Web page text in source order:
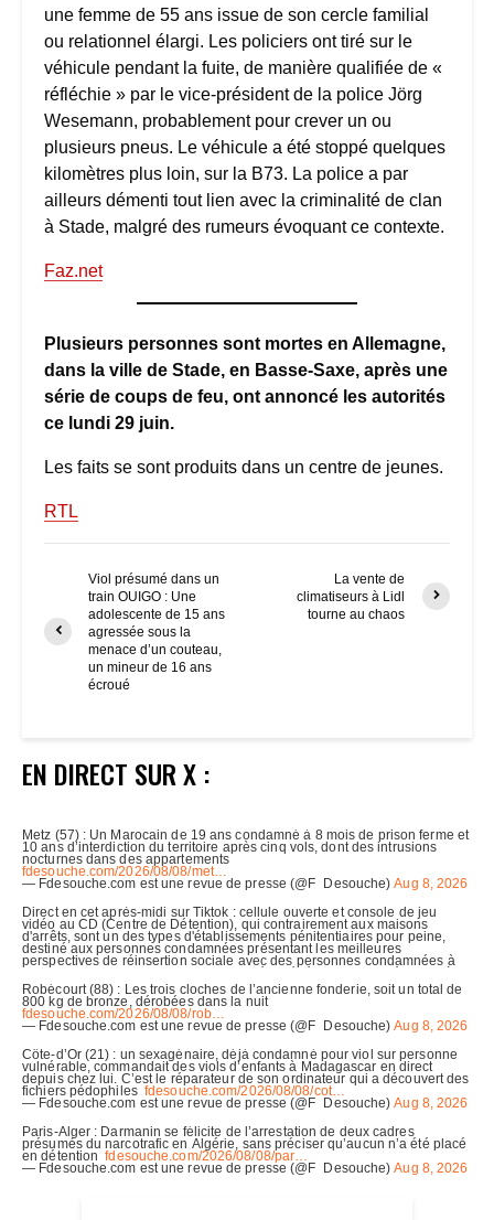
une femme de 55 ans issue de son cercle familial
ou relationnel élargi. Les policiers ont tiré sur le
véhicule pendant la fuite, de manière qualifiée de «
réfléchie » par le vice-président de la police Jörg
Wesemann, probablement pour crever un ou
plusieurs pneus. Le véhicule a été stoppé quelques
kilomètres plus loin, sur la B73. La police a par
ailleurs démenti tout lien avec la criminalité de clan
à Stade, malgré des rumeurs évoquant ce contexte.
Faz.net
Plusieurs personnes sont mortes en Allemagne,
dans la ville de Stade, en Basse-Saxe, après une
série de coups de feu, ont annoncé les autorités
ce lundi 29 juin.
Les faits se sont produits dans un centre de jeunes.
RTL
Viol présumé dans un
train OUIGO : Une
adolescente de 15 ans
agressée sous la
menace d’un couteau,
un mineur de 16 ans
écroué
La vente de
climatiseurs à Lidl
tourne au chaos
EN DIRECT SUR X :